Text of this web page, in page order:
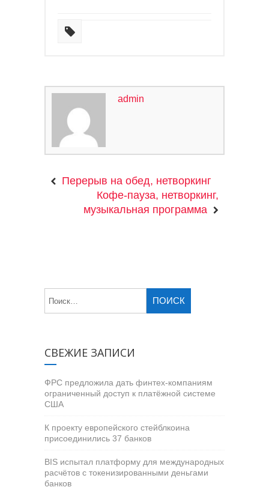
admin
Перерыв на обед, нетворкинг
Кофе-пауза, нетворкинг,
музыкальная программа
СВЕЖИЕ ЗАПИСИ
ФРС предложила дать финтех-компаниям
ограниченный доступ к платёжной системе
США
К проекту европейского стейблкоина
присоединились 37 банков
BIS испытал платформу для международных
расчётов с токенизированными деньгами
банков